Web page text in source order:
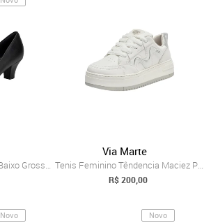
Sapato Feminino Salto Baixo Grosso Elega...
Via Marte
Tenis Feminino Têndencia Maciez Platafor...
R$ 200,00
Novo Novo